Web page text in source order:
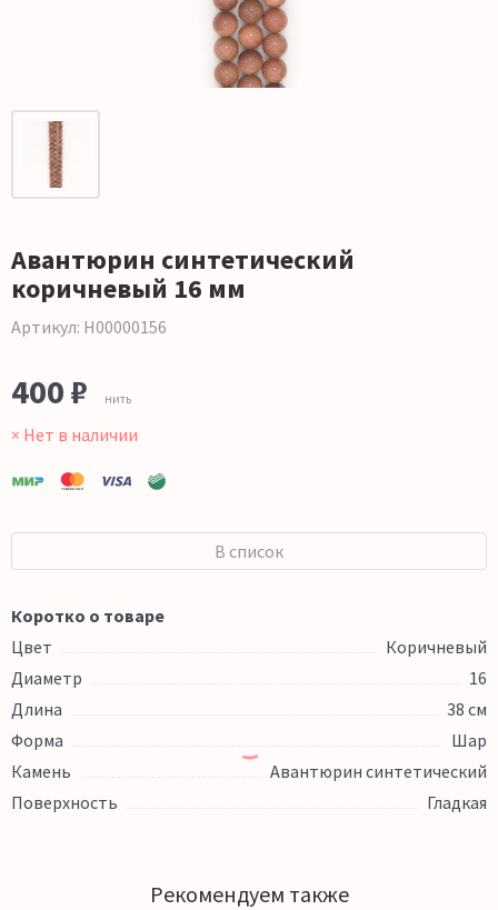
Авантюрин синтетический
коричневый 16 мм
Артикул: Н00000156
400 ₽ нить
× Нет в наличии
В список
Коротко о товаре
Цвет
Коричневый
Диаметр
16
Длина
38 см
Форма
Шар
Камень
Авантюрин синтетический
Поверхность
Гладкая
Рекомендуем также